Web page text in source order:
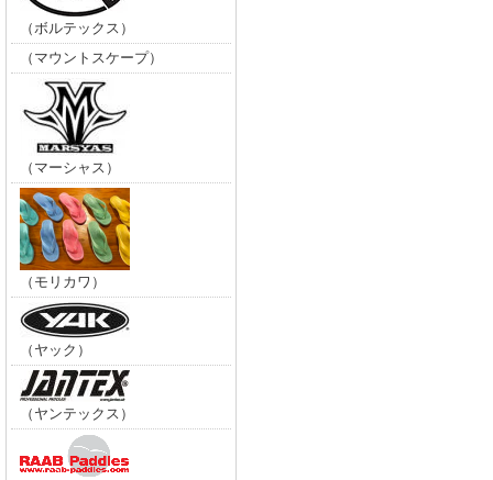
（ボルテックス）
（マウントスケープ）
（マーシャス）
（モリカワ）
（ヤック）
（ヤンテックス）